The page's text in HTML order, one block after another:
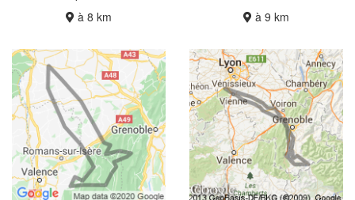
à 8 km
à 9 km